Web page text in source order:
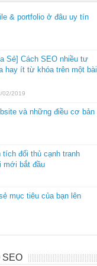
& portfolio ở đâu uy tín
Sẻ] Cách SEO nhiều tư
hay ít từ khóa trên một bài
02/2019
và những điều cơ bản
tích đối thủ cạnh tranh
mới bắt đầu
mục tiêu của bạn lên